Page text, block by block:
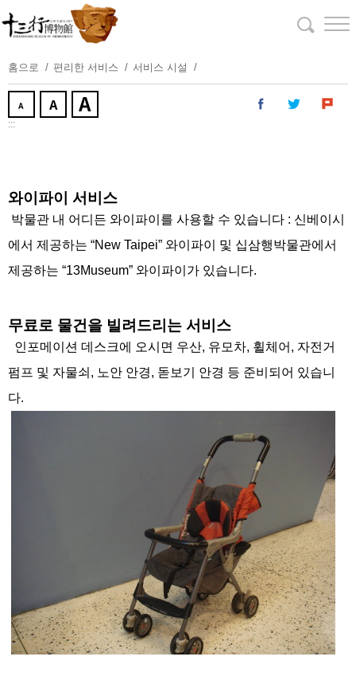
요
용
보
홈으로 편리한 서비스 서비스 시설
:::
와이파이 서비스
박물관 내 어디든 와이파이를 사용할 수 있습니다 : 신베이시
에서 제공하는 “New Taipei” 와이파이 및 십삼행박물관에서
제공하는 “13Museum” 와이파이가 있습니다.
무료로 물건을 빌려드리는 서비스
인포메이션 데스크에 오시면 우산, 유모차, 휠체어, 자전거
펌프 및 자물쇠, 노안 안경, 돋보기 안경 등 준비되어 있습니
다.